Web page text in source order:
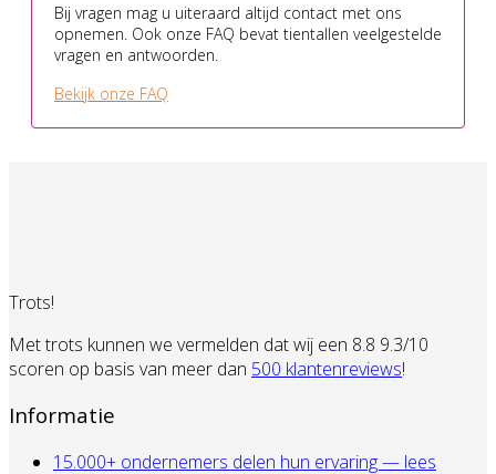
Bij vragen mag u uiteraard altijd contact met ons
opnemen. Ook onze FAQ bevat tientallen veelgestelde
vragen en antwoorden.
Bekijk onze FAQ
Trots!
Met trots kunnen we vermelden dat wij een 8.8 9.3/10
scoren op basis van meer dan 500 klantenreviews!
Informatie
15.000+ ondernemers delen hun ervaring — lees